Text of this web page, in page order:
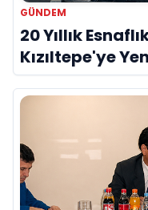
GÜNDEM
20 Yıllık
Kızıltepe'ye